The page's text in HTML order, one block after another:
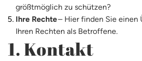
größtmöglich zu schützen?
Ihre Rechte– Hier finden Sie einen
Ihren Rechten als Betroffene.
1. Kontakt